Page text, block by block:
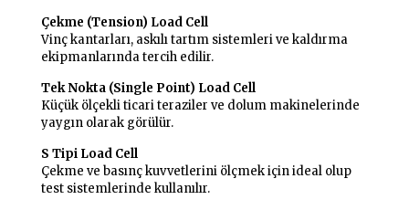
Çekme (Tension) Load Cell
Vinç kantarları, askılı tartım sistemleri ve kaldırma
ekipmanlarında tercih edilir.
Tek Nokta (Single Point) Load Cell
Küçük ölçekli ticari teraziler ve dolum makinelerinde
yaygın olarak görülür.
S Tipi Load Cell
Çekme ve basınç kuvvetlerini ölçmek için ideal olup
test sistemlerinde kullanılır.